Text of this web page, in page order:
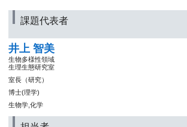
課題代表者
井上 智美
生物多様性領域
生理生態研究室
室長（研究）
博士(理学)
生物学,化学